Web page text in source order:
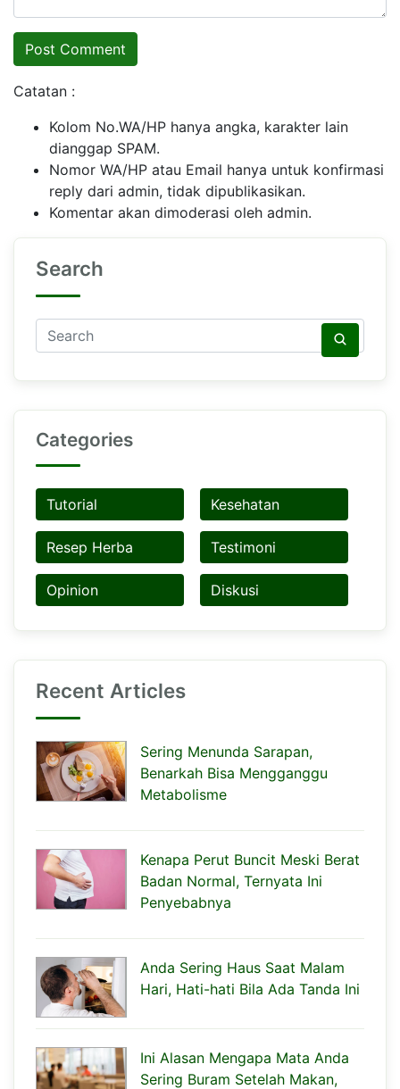
Catatan :
Kolom No.WA/HP hanya angka, karakter lain
dianggap SPAM.
Nomor WA/HP atau Email hanya untuk konfirmasi
reply dari admin, tidak dipublikasikan.
Komentar akan dimoderasi oleh admin.
Search
Categories
Tutorial Kesehatan
Resep Herba Testimoni
Opinion Diskusi
Recent Articles
Sering Menunda Sarapan,
Benarkah Bisa Mengganggu
Metabolisme
Kenapa Perut Buncit Meski Berat
Badan Normal, Ternyata Ini
Penyebabnya
Anda Sering Haus Saat Malam
Hari, Hati-hati Bila Ada Tanda Ini
Ini Alasan Mengapa Mata Anda
Sering Buram Setelah Makan,